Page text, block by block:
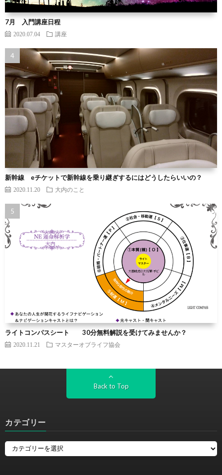
7月 入門講座日程
2020.07.04 講座
新幹線 eチケットで新幹線を乗り継ぎするにはどうしたらいいの？
2020.11.20 大内のこと
ライトコンパスシート 30分無料解説を受けてみませんか？
2020.11.21 マスターオブライフ協会
Back to Top
カテゴリー